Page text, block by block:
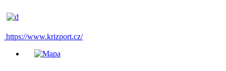
https://www.krizport.cz/